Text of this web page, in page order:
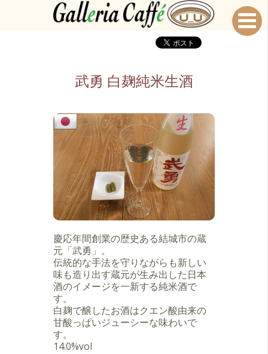
武勇 白麹純米生酒
慶応年間創業の歴史ある結城市の蔵
元「武勇」。
伝統的な手法を守りながらも新しい
味も造り出す蔵元が生み出した日本
酒のイメージを一新する純米酒で
す。
白麹で醸したお酒はクエン酸由来の
甘酸っぱいジューシーな味わいで
す。
14.0%vol